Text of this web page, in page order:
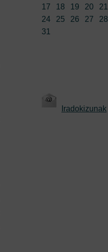
17
18 19 20 21
24
25 26 27 28
31
Iradokizunak